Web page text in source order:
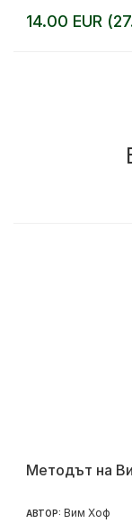
14.00 EUR
Методът на
АВТОР: Вим Хоф